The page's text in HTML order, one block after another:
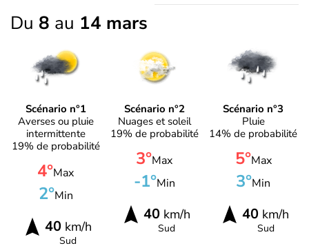
Du 8 au 14 mars
Scénario n°1
Averses ou pluie
intermittente
19% de probabilité
4°Max
2°Min
40km/h
Sud
Scénario n°2
Nuages et soleil
19% de probabilité
3°Max
-1°Min
40km/h
Sud
Scénario n°3
Pluie
14% de probabilité
5°Max
3°Min
40 km/h
Sud